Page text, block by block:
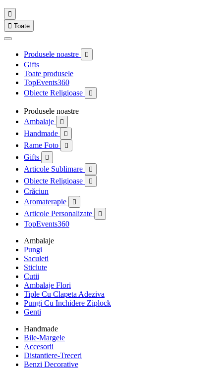

 Toate
Produsele noastre 
Gifts
Toate produsele
TopEvents360
Obiecte Religioase

Produsele noastre
Ambalaje

Handmade 
Rame Foto 
Gifts 
Articole Sublimare 
Obiecte Religioase 
Crăciun
Aromaterapie

Articole Personalizate 
TopEvents360
Ambalaje
Pungi
Saculeti
Sticlute
Cutii
Ambalaje Flori
Tiple Cu Clapeta Adeziva
Pungi Cu Inchidere Ziplock
Genti
Handmade
Bile-Margele
Accesorii
Distantiere-Treceri
Benzi Decorative